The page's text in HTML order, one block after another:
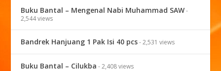
Buku Bantal – Mengenal Nabi Muhammad SAW-
2,544 views
Bandrek Hanjuang 1 Pak Isi 40 pcs- 2,531 views
Buku Bantal – Cilukba - 2,408 views